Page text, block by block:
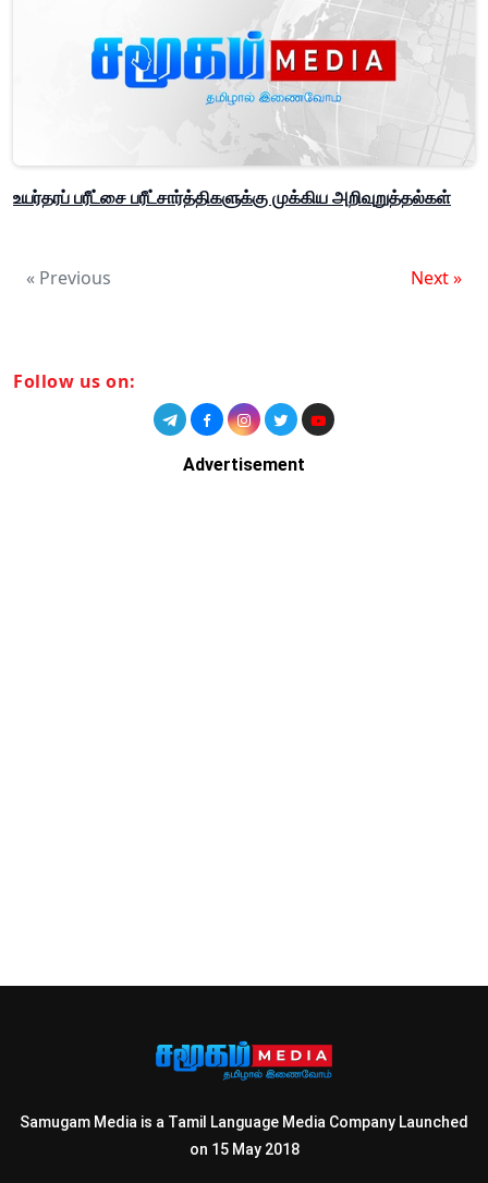
உயர்தரப் பரீட்சை பரீட்சார்த்திகளுக்கு முக்கிய அறிவுறுத்தல்கள்
« Previous Next »
Follow us on:
Advertisement
Samugam Media is a Tamil Language Media Company Launched
on 15 May 2018